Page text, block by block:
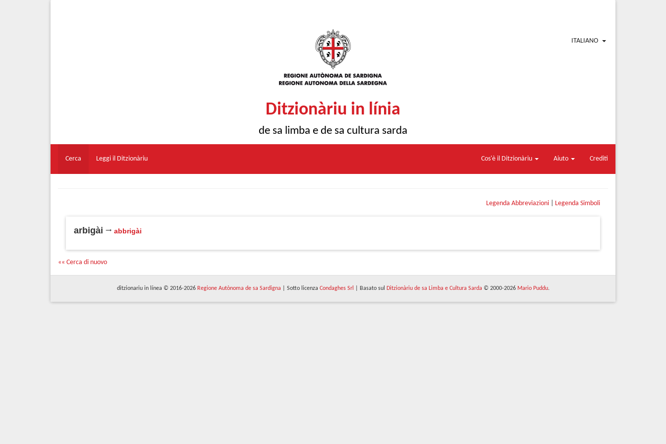
ITALIANO
Ditzionàriu in línia
de sa limba e de sa cultura sarda
Cerca Leggi il Ditzionàriu Cos'è il Ditzionàriu Aiuto Crediti
Legenda Abbreviazioni Legenda Simboli
arbigài abbrigài
«« Cerca di nuovo
ditzionariu in línea © 2016-2026 Regione Autònoma de sa Sardigna | Sotto licenza Condaghes Srl | Basato sul Ditzionàriu de sa Limba e Cultura Sarda © 2000-2026 Mario Puddu.